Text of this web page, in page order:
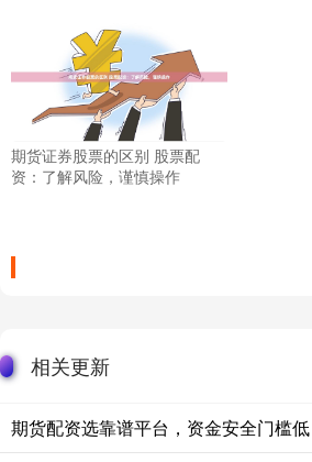
期货证券股票的区别 股票配
资：了解风险，谨慎操作
相关更新
期货配资选靠谱平台，资金安全门槛低